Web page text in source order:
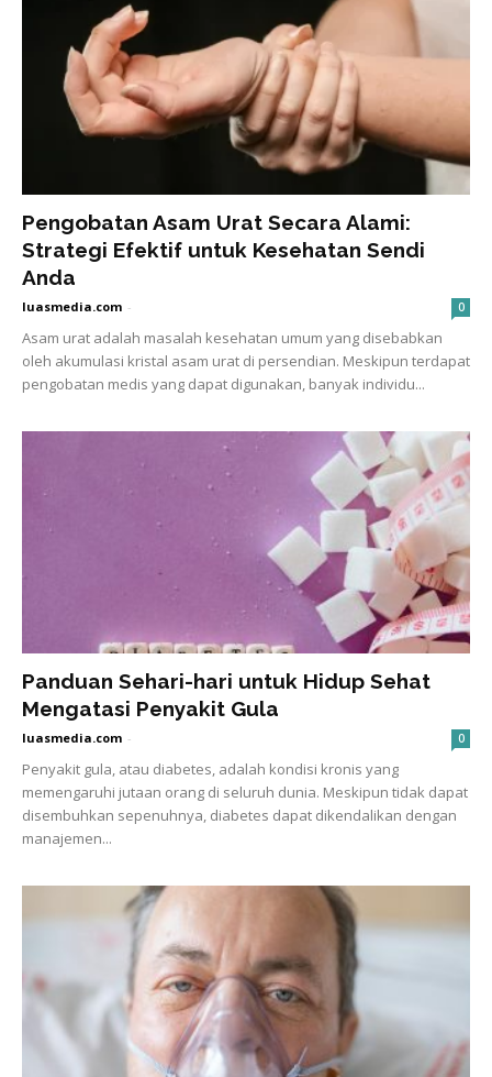
Pengobatan Asam Urat Secara Alami:
Strategi Efektif untuk Kesehatan Sendi
Anda
luasmedia.com - 0
Asam urat adalah masalah kesehatan umum yang disebabkan
oleh akumulasi kristal asam urat di persendian. Meskipun terdapat
pengobatan medis yang dapat digunakan, banyak individu...
Panduan Sehari-hari untuk Hidup Sehat
Mengatasi Penyakit Gula
luasmedia.com - 0
Penyakit gula, atau diabetes, adalah kondisi kronis yang
memengaruhi jutaan orang di seluruh dunia. Meskipun tidak dapat
disembuhkan sepenuhnya, diabetes dapat dikendalikan dengan
manajemen...